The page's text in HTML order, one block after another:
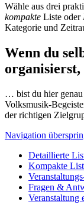
Wähle aus drei
kompakte Liste oder
Kategorie und
Wenn du
… bist du hier
Volksmusik-
der richtigen
Navigation
Detaillierte
Kompakte
Fragen &
Veranstaltung